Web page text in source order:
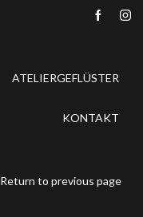
ATELIERGEFLÜSTER
KONTAKT
Return to previous page